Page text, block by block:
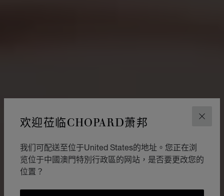
关闭
欢迎莅临CHOPARD萧邦
我们可配送至位于United States的地址。您正在浏
览位于中國澳門特別行政區的网站，是否要更改您的
位置？